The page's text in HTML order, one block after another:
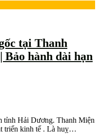
tại Thanh
Bảo hành dài hạn
tỉnh Hải Dương. Thanh Miện
triển kinh tế . Là huỵ…